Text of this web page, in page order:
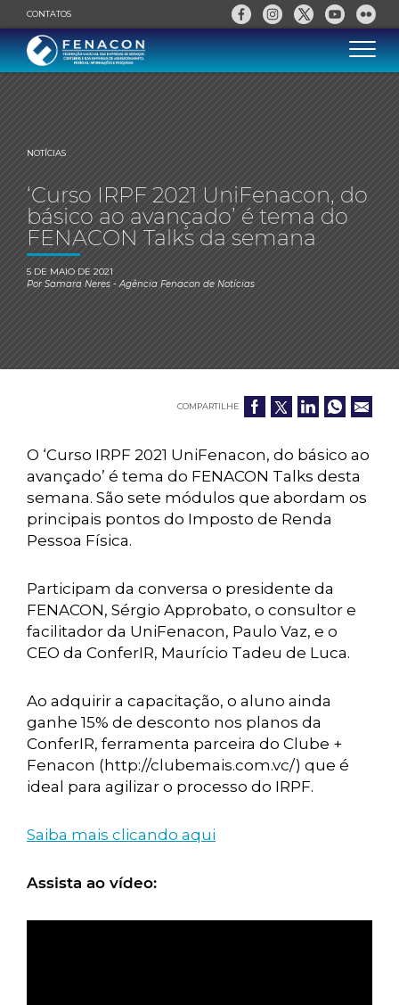
CONTATOS
NOTÍCIAS
‘Curso IRPF 2021 UniFenacon, do
básico ao avançado’ é tema do
FENACON Talks da semana
5 DE MAIO DE 2021
PorSamara Neres- Agência Fenacon de Notícias
COMPARTILHE
O ‘Curso IRPF 2021 UniFenacon, do básico ao
avançado’ é tema do FENACON Talks desta
semana. São sete módulos que abordam os
principais pontos do Imposto de Renda
Pessoa Física.
Participam da conversa o presidente da
FENACON, Sérgio Approbato, o consultor e
facilitador da UniFenacon, Paulo Vaz, e o
CEO da ConferIR, Maurício Tadeu de Luca.
Ao adquirir a capacitação, o aluno ainda
ganhe 15% de desconto nos planos da
ConferIR, ferramenta parceira do Clube +
Fenacon (http://clubemais.com.vc/) que é
ideal para agilizar o processo do IRPF.
Saiba mais clicando aqui
Assista ao vídeo: